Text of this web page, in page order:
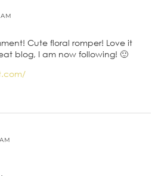
Cute floral romper! Love it
blog, I am now following! 🙂